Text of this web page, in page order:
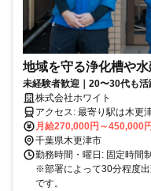
地域を守る浄化槽や
未経験者歓迎｜20〜30代も
万〜！賞与年3回＆残業ほぼ
事
株式会社ホワイト
アクセス: 最寄り駅は木更津駅で、徒歩約15分です。 電車で通われて
いる方もいらっしゃいま
くりに効果的です。
月給270,000円～450,000円
千葉県木更津市
勤務時間・曜日: 固定時間
※部署によって30分程度
です。